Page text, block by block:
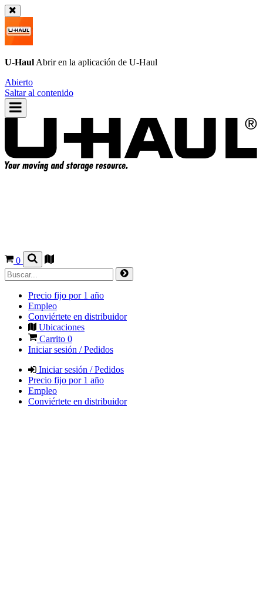
U-Haul Abrir en la aplicación de U-Haul
Abierto
Saltar al contenido
0
Precio fijo por 1 año
Empleo
Conviértete en distribuidor
Ubicaciones
Carrito 0
Iniciar sesión / Pedidos
Iniciar sesión / Pedidos
Precio fijo por 1 año
Empleo
Conviértete en distribuidor